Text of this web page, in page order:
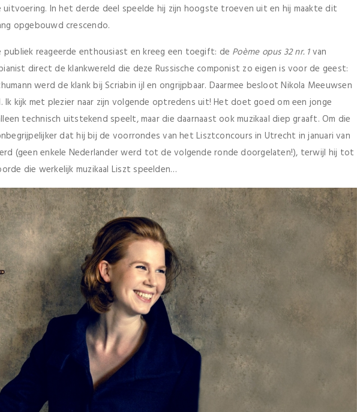
uitvoering. In het derde deel speelde hij zijn hoogste troeven uit en hij maakte dit
opgebouwd crescendo.
reageerde enthousiast en kreeg een toegift: de Poème opus 32 nr. 1van
direct de klankwereld die deze Russische componist zo eigen is voor de geest:
werd de klank bij Scriabin ijl en ongrijpbaar. Daarmee besloot Nikola Meeuwsen
Ik kijk met plezier naar zijn volgende optredens uit! Het doet goed om een jonge
technisch uitstekend speelt, maar die daarnaast ook muzikaal diep graaft. Om die
dat hij bij de voorrondes van het Lisztconcours in Utrecht in januari van
(geen enkele Nederlander werd tot de volgende ronde doorgelaten!), terwijl hij tot
die werkelijk muzikaal Liszt speelden…